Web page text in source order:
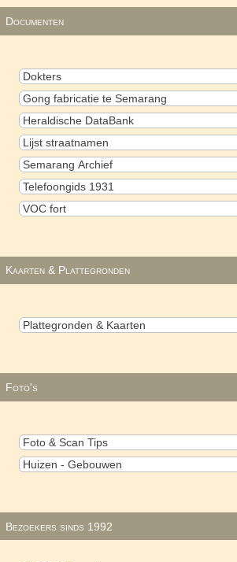
Documenten
Kaarten & Plattegronden
Foto's
Bezoekers sinds 1992